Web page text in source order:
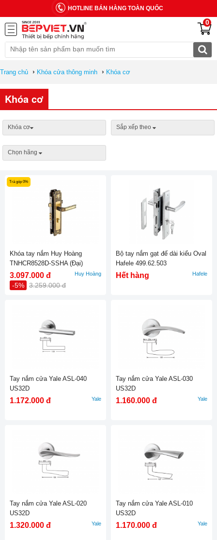
HOTLINE BÁN HÀNG TOÀN QUỐC
0
Trang chủ › Khóa cửa thông minh › Khóa cơ
Khóa cơ
Khóa cơ Sắp xếp theo
Chọn hãng
Trả góp 0%
Khóa tay nắm Huy Hoàng
TNHCR8528D-SSHA (Đại)
3.097.000 đ
-5% 3.259.000 đ
Huy Hoàng
Bộ tay nắm gạt đế dài kiểu Oval
Hafele 499.62.503
Hết hàng Hafele
Tay nắm cửa Yale ASL-040
US32D
1.172.000 đ Yale
Tay nắm cửa Yale ASL-030
US32D
1.160.000 đ Yale
Tay nắm cửa Yale ASL-020
US32D
1.320.000 đ Yale
Tay nắm cửa Yale ASL-010
US32D
1.170.000 đ Yale